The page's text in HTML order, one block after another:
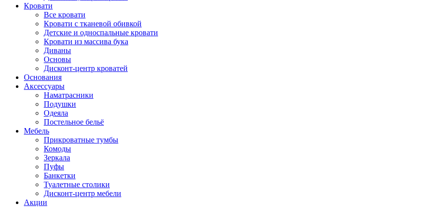
Кровати
Все кровати
Кровати с тканевой обивкой
Детские и односпальные кровати
Кровати из массива бука
Диваны
Основы
Дисконт-центр кроватей
Основания
Аксессуары
Наматрасники
Подушки
Одеяла
Постельное бельё
Мебель
Прикроватные тумбы
Комоды
Зеркала
Пуфы
Банкетки
Туалетные столики
Дисконт-центр мебели
Акции